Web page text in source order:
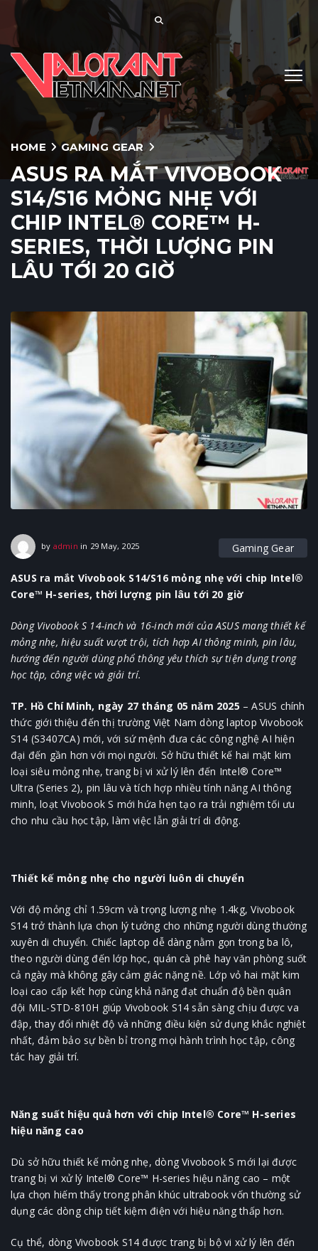
HOME GAMING GEAR
ASUS RA MẮT VIVOBOOK
S14/S16 MỎNG NHẸ VỚI
CHIP INTEL® CORE™ H-
SERIES, THỜI LƯỢNG PIN
LÂU TỚI 20 GIỜ
by admin in 29 May, 2025 Gaming Gear
ASUS ra mắt Vivobook S14/S16 mỏng nhẹ với chip Intel®
Core™ H-series, thời lượng pin lâu tới 20 giờ
Dòng Vivobook S 14-inch và 16-inch mới của ASUS mang thiết kế
mỏng nhẹ, hiệu suất vượt trội, tích hợp AI thông minh, pin lâu,
hướng đến người dùng phổ thông yêu thích sự tiện dụng trong
học tập, công việc và giải trí.
TP. Hồ Chí Minh, ngày 27 tháng 05 năm 2025 – ASUS chính
thức giới thiệu đến thị trường Việt Nam dòng laptop Vivobook
S14 (S3407CA) mới, với sứ mệnh đưa các công nghệ AI hiện
đại đến gần hơn với mọi người. Sở hữu thiết kế hai mặt kim
loại siêu mỏng nhẹ, trang bị vi xử lý lên đến Intel® Core™
Ultra (Series 2), pin lâu và tích hợp nhiều tính năng AI thông
minh, loạt Vivobook S mới hứa hẹn tạo ra trải nghiệm tối ưu
cho nhu cầu học tập, làm việc lẫn giải trí di động.
Thiết kế mỏng nhẹ cho người luôn di chuyển
Với độ mỏng chỉ 1.59cm và trọng lượng nhẹ 1.4kg, Vivobook
S14 trở thành lựa chọn lý tưởng cho những người dùng thường
xuyên di chuyển. Chiếc laptop dễ dàng nằm gọn trong ba lô,
theo người dùng đến lớp học, quán cà phê hay văn phòng suốt
cả ngày mà không gây cảm giác nặng nề. Lớp vỏ hai mặt kim
loại cao cấp kết hợp cùng khả năng đạt chuẩn độ bền quân
đội MIL-STD-810H giúp Vivobook S14 sẵn sàng chịu được va
đập, thay đổi nhiệt độ và những điều kiện sử dụng khắc nghiệt
nhất, đảm bảo sự bền bỉ trong mọi hành trình học tập, công
tác hay giải trí.
Năng suất hiệu quả hơn với chip Intel® Core™ H-series
hiệu năng cao
Dù sở hữu thiết kế mỏng nhẹ, dòng Vivobook S mới lại được
trang bị vi xử lý Intel® Core™ H-series hiệu năng cao – một
lựa chọn hiếm thấy trong phân khúc ultrabook vốn thường sử
dụng các dòng chip tiết kiệm điện với hiệu năng thấp hơn.
Cụ thể, dòng Vivobook S14 được trang bị bộ vi xử lý lên đến